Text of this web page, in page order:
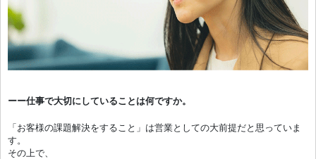
ーー仕事で大切にしていることは何ですか。
「お客様の課題解決をすること」は営業としての大前提だと思っていま
す。
その上で、